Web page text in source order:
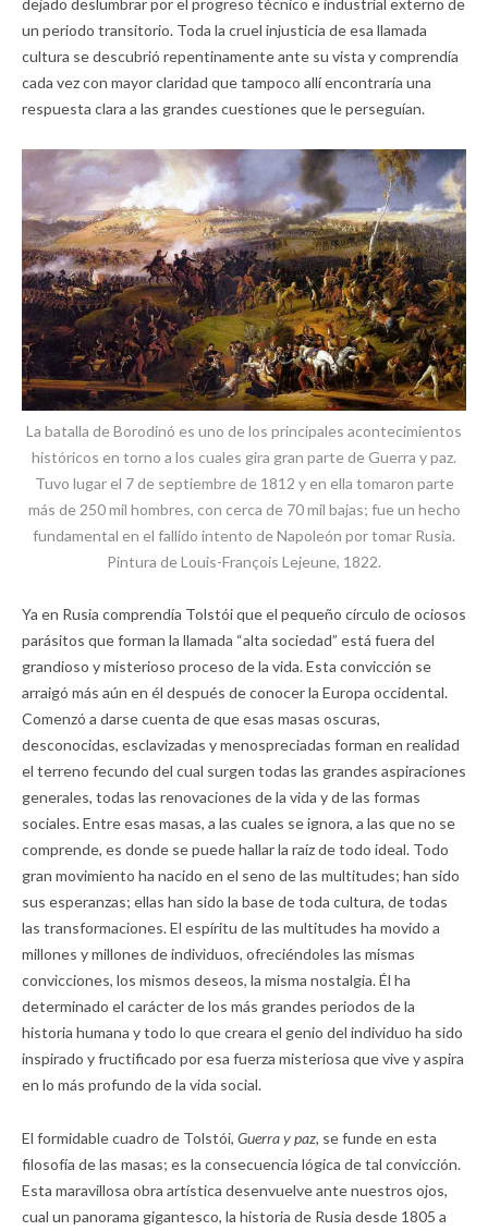
dejado deslumbrar por el progreso técnico e industrial externo de
un periodo transitorio. Toda la cruel injusticia de esa llamada
cultura se descubrió repentinamente ante su vista y comprendía
cada vez con mayor claridad que tampoco allí encontraría una
respuesta clara a las grandes cuestiones que le perseguían.
La batalla de Borodinó es uno de los principales acontecimientos
históricos en torno a los cuales gira gran parte de Guerra y paz.
Tuvo lugar el 7 de septiembre de 1812 y en ella tomaron parte
más de 250 mil hombres, con cerca de 70 mil bajas; fue un hecho
fundamental en el fallido intento de Napoleón por tomar Rusia.
Pintura de Louis-François Lejeune, 1822.
Ya en Rusia comprendía Tolstói que el pequeño círculo de ociosos
parásitos que forman la llamada “alta sociedad” está fuera del
grandioso y misterioso proceso de la vida. Esta convicción se
arraigó más aún en él después de conocer la Europa occidental.
Comenzó a darse cuenta de que esas masas oscuras,
desconocidas, esclavizadas y menospreciadas forman en realidad
el terreno fecundo del cual surgen todas las grandes aspiraciones
generales, todas las renovaciones de la vida y de las formas
sociales. Entre esas masas, a las cuales se ignora, a las que no se
comprende, es donde se puede hallar la raíz de todo ideal. Todo
gran movimiento ha nacido en el seno de las multitudes; han sido
sus esperanzas; ellas han sido la base de toda cultura, de todas
las transformaciones. El espíritu de las multitudes ha movido a
millones y millones de individuos, ofreciéndoles las mismas
convicciones, los mismos deseos, la misma nostalgia. Él ha
determinado el carácter de los más grandes periodos de la
historia humana y todo lo que creara el genio del individuo ha sido
inspirado y fructificado por esa fuerza misteriosa que vive y aspira
en lo más profundo de la vida social.
El formidable cuadro de Tolstói, Guerra y paz, se funde en esta
filosofía de las masas; es la consecuencia lógica de tal convicción.
Esta maravillosa obra artística desenvuelve ante nuestros ojos,
cual un panorama gigantesco, la historia de Rusia desde 1805 a